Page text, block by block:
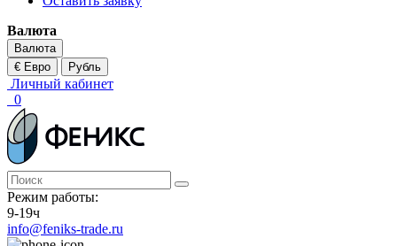
Валюта
Валюта
€ Евро
Рубль
Личный кабинет
0
Режим работы:
9-19ч
info@feniks-trade.ru